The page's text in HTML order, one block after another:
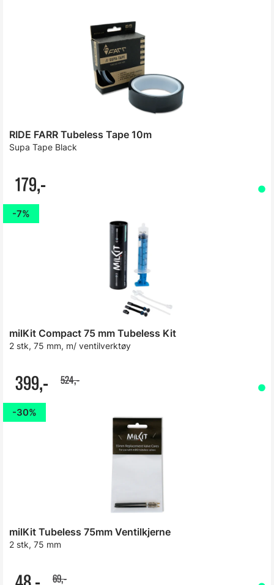
RIDE FARR Tubeless Tape 10m
Supa Tape Black
179,-
7%
milKit Compact 75 mm Tubeless Kit
2 stk, 75 mm, m/ ventilverktøy
399,- 524,-
30%
milKit Tubeless 75mm Ventilkjerne
2 stk, 75 mm
69,-